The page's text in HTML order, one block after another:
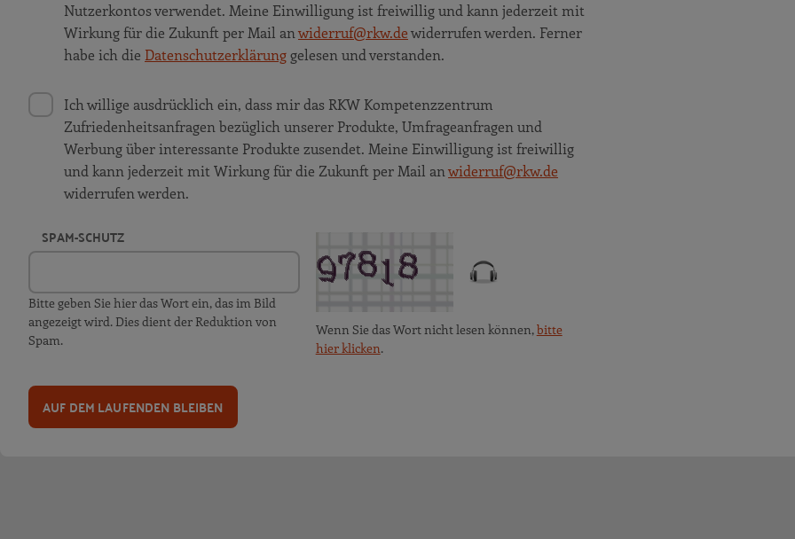
Nutzerkontos verwendet. Meine Einwilligung ist freiwillig und kann jederzeit mit
Wirkung für die Zukunft per Mail anwiderruf@rkw.dewiderrufen werden. Ferner
habe ich die Datenschutzerklärunggelesen und verstanden.
Ich willige ausdrücklich ein, dass mir das RKW Kompetenzzentrum
Zufriedenheitsanfragen bezüglich unserer Produkte, Umfrageanfragen und
Werbung über interessante Produkte zusendet. Meine Einwilligung ist freiwillig
und kann jederzeit mit Wirkung für die Zukunft per Mail anwiderruf@rkw.de
widerrufen werden.
SPAM-SCHUTZ
Bitte geben Sie hier das Wort ein, das im Bild
angezeigt wird. Dies dient der Reduktion von
Spam.
Wenn Sie das Wort nicht lesen können,bitte
hier klicken.
AUF DEM LAUFENDEN BLEIBEN